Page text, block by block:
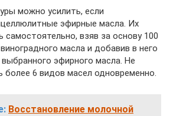
можно усилить, если
эфирные масла. Их
взяв за основу 100
масла и добавив в него
эфирного масла. Не
более 6 видов масел одновременно.
Восстановление молочной